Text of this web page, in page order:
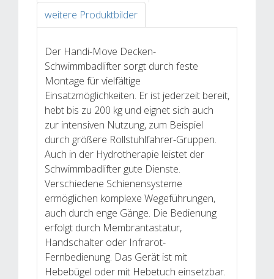
weitere Produktbilder
Der Handi-Move Decken-
Schwimmbadlifter sorgt durch feste
Montage für vielfältige
Einsatzmöglichkeiten. Er ist jederzeit bereit,
hebt bis zu 200 kg und eignet sich auch
zur intensiven Nutzung, zum Beispiel
durch größere Rollstuhlfahrer-Gruppen.
Auch in der Hydrotherapie leistet der
Schwimmbadlifter gute Dienste.
Verschiedene Schienensysteme
ermöglichen komplexe Wegeführungen,
auch durch enge Gänge. Die Bedienung
erfolgt durch Membrantastatur,
Handschalter oder Infrarot-
Fernbedienung. Das Gerät ist mit
Hebebügel oder mit Hebetuch einsetzbar.